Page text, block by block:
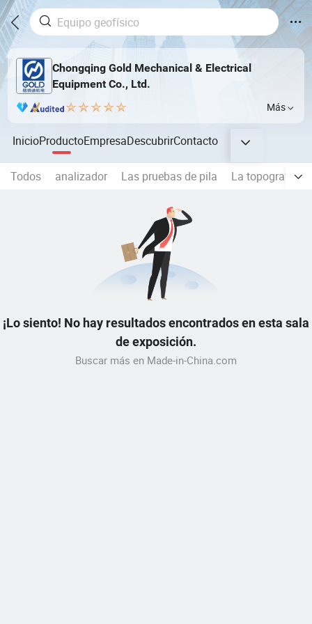
Chongqing Gold Mechanical & Electrical
Equipment Co., Ltd.
Más
InicioProductoEmpresaDescubrirContacto
Todos analizador Las pruebas de pila La topografía y
¡Lo siento! No hay resultados encontrados en esta sala
de exposición.
Buscar más en Made-in-China.com